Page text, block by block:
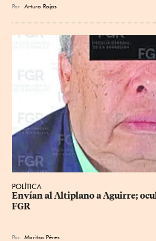
Por Arturo Rojas
POLÍTICA
Envían al Altiplano a Aguirre;
FGR
Por Maritza Pérez